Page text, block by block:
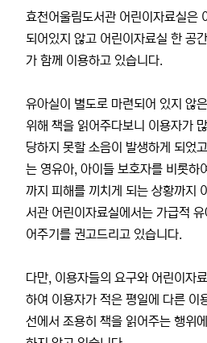
효천어울림도서관 어린이자료실은
되어있지 않고 어린이자료실 한 공
가 함께 이용하고 있습니다.
유아실이 별도로 마련되어 있지 않
위해 책을 읽어주다보니 이용자가
당하지 못할 소음이 발생하게 되었
는 영유아, 아이들 보호자를 비롯하
까지 피해를 끼치게 되는 상황까지
서관 어린이자료실에서는 가급적
어주기를 권고드리고 있습니다.
다만, 이용자들의 요구와 어린이자
하여 이용자가 적은 평일에 다른 이
선에서 조용히 책을 읽어주는 행위